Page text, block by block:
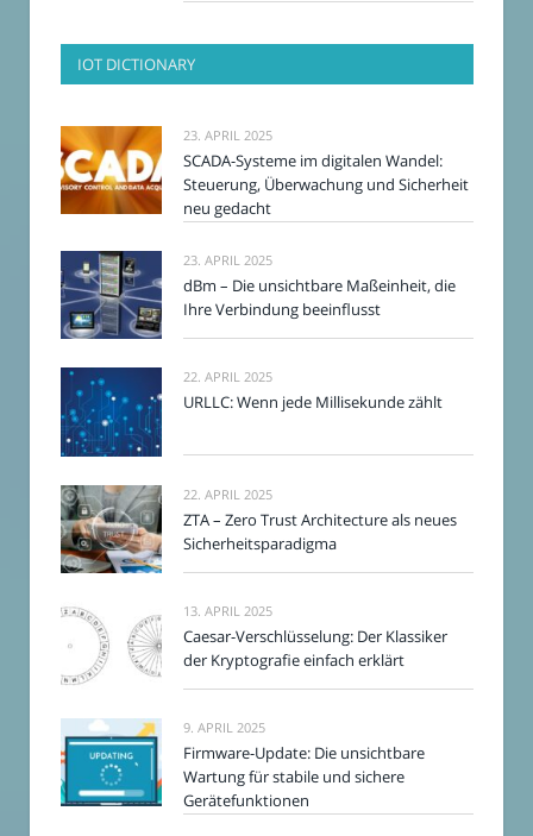
IOT DICTIONARY
23. APRIL 2025
SCADA-Systeme im digitalen Wandel:
Steuerung, Überwachung und Sicherheit
neu gedacht
23. APRIL 2025
dBm – Die unsichtbare Maßeinheit, die
Ihre Verbindung beeinflusst
22. APRIL 2025
URLLC: Wenn jede Millisekunde zählt
22. APRIL 2025
ZTA – Zero Trust Architecture als neues
Sicherheitsparadigma
13. APRIL 2025
Caesar-Verschlüsselung: Der Klassiker
der Kryptografie einfach erklärt
9. APRIL 2025
Firmware-Update: Die unsichtbare
Wartung für stabile und sichere
Gerätefunktionen